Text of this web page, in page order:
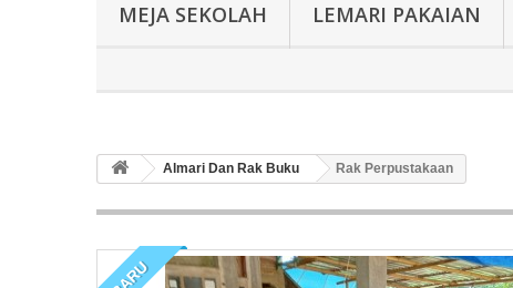
MEJA SEKOLAH LEMARI PAKAIAN
Almari Dan Rak Buku Rak Perpustakaan